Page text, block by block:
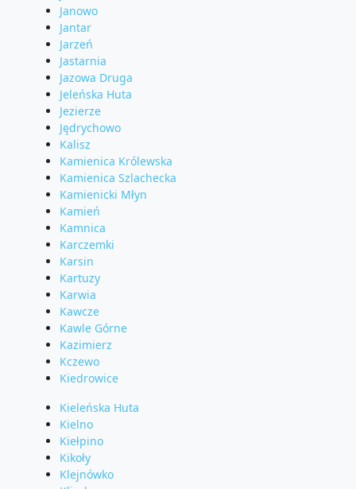
Janowo
Jantar
Jarzeń
Jastarnia
Jazowa Druga
Jeleńska Huta
Jezierze
Jędrychowo
Kalisz
Kamienica Królewska
Kamienica Szlachecka
Kamienicki Młyn
Kamień
Kamnica
Karczemki
Karsin
Kartuzy
Karwia
Kawcze
Kawle Górne
Kazimierz
Kczewo
Kiedrowice
Kieleńska Huta
Kielno
Kiełpino
Kikoły
Klejnówko